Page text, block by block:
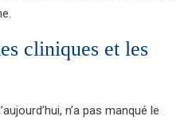
cliniques et les
n’a pas manqué le